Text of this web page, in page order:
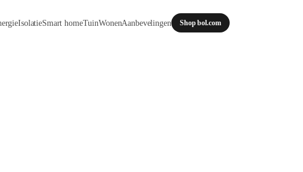
IsolatieSmart homeTuinWonenAanbevelingen Shop bol.com